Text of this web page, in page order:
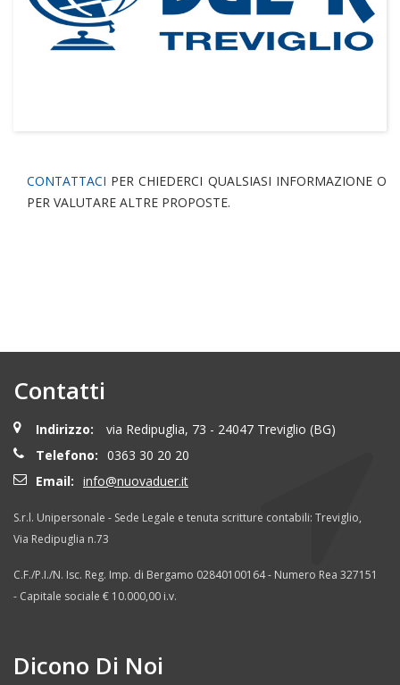
CONTATTACI PER CHIEDERCI QUALSIASI INFORMAZIONE O
PER VALUTARE ALTRE PROPOSTE.
Contatti
Indirizzo:
via Redipuglia, 73 - 24047 Treviglio (BG)
Telefono: 0363 30 20 20
Email: info@nuovaduer.it
S.r.l. Unipersonale - Sede Legale e tenuta scritture contabili: Treviglio,
Via Redipuglia n.73
C.F./P.I./N. Isc. Reg. Imp. di Bergamo 02840100164 - Numero Rea 327151
- Capitale sociale € 10.000,00 i.v.
Dicono Di Noi